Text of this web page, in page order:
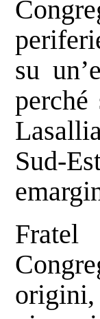
su
Sud-
origini,